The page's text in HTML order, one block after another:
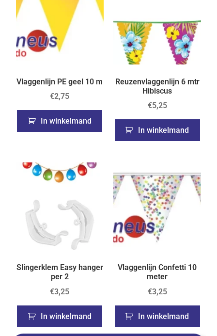
Vlaggenlijn PE geel 10 m
€2,75
In winkelmand
Reuzenvlaggenlijn 6 mtr
Hibiscus
€5,25
In winkelmand
Slingerklem Easy hanger
per 2
€3,25
In winkelmand
Vlaggenlijn Confetti 10
meter
€3,25
In winkelmand